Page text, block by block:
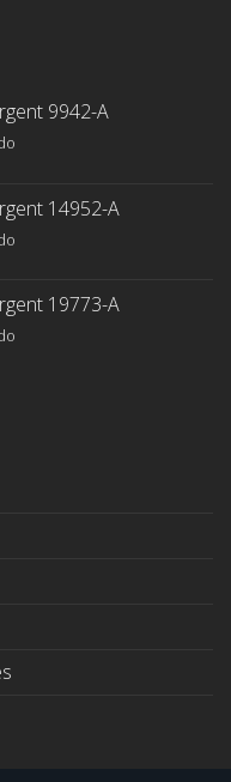
9942-A
14952-A
19773-A